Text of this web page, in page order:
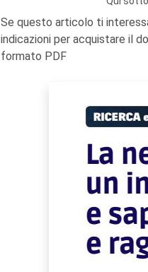
Se questo articolo ti
indicazioni per acquistare il
formato PDF